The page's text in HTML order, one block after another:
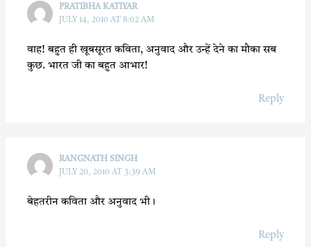
PRATIBHA KATIYAR
JULY 14, 2010 AT 8:02 AM
वाह! बहुत ही खूबसूरत कविता, अनुवाद और उन्हें देने का मौका सब
कुछ. भारत जी का बहुत आभार!
Reply
RANGNATH SINGH
JULY 20, 2010 AT 3:39 AM
बेहतरीन कविता और अनुवाद भी।
Reply